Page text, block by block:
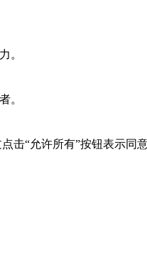
。
。
击“允许所有”按钮表示